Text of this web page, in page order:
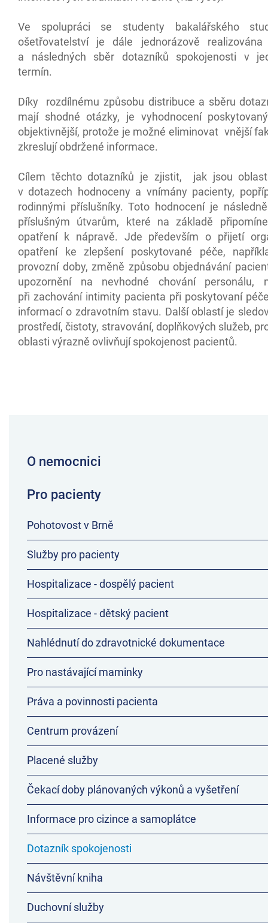
Ve spolupráci se studenty bakalářského
ošetřovatelství je dále jednorázově realizována
a následných sběr dotazníků spokojenosti v
termín.
Díky rozdílnému způsobu distribuce a sběru
mají shodné otázky, je vyhodnocení
objektivnější, protože je možné eliminovat vnější
zkreslují obdržené informace.
Cílem těchto dotazníků je zjistit, jak jsou
v dotazech hodnoceny a vnímány pacienty,
rodinnými příslušníky. Toto hodnocení je
příslušným útvarům, které na základě
opatření k nápravě. Jde především o přijetí
opatření ke zlepšení poskytované péče,
provozní doby, změně způsobu objednávání
upozornění na nevhodné chování personálu,
při zachování intimity pacienta při poskytovaní
informací o zdravotním stavu. Další oblastí je
prostředí, čistoty, stravování, doplňkových služeb,
oblasti výrazně ovlivňují spokojenost pacientů.
O nemocnici
Pro pacienty
Pohotovost v Brně
Služby pro pacienty
Hospitalizace - dospělý pacient
Hospitalizace - dětský pacient
Nahlédnutí do zdravotnické dokumentace
Pro nastávající maminky
Práva a povinnosti pacienta
Centrum provázení
Placené služby
Čekací doby plánovaných výkonů a vyšetření
Informace pro cizince a samoplátce
Dotazník spokojenosti
Návštěvní kniha
Duchovní služby